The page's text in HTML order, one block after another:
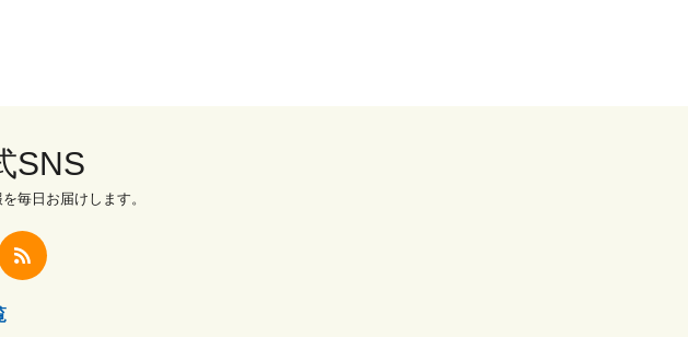
SNS
毎日お届けします。